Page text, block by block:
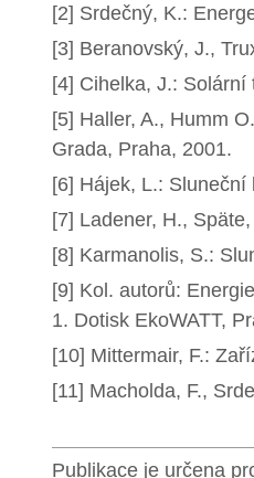
[2] Srdečný, K.:
[3] Beranovský, J.,
[4] Cihelka, J.: Solární
[5] Haller, A., Humm
Grada, Praha, 2001.
[6] Hájek, L.:
[7] Ladener, H.,
[8] Karmanolis, S.:
[9] Kol. autorů:
1. Dotisk EkoWATT,
[10] Mittermair, F.:
[11] Macholda, F.,
Publikace je určena